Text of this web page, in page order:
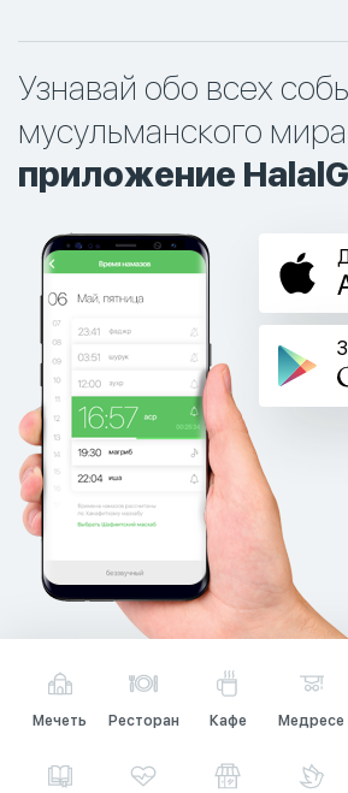
Узнавай обо всех
мусульманского
приложение
Мечеть Ресторан Кафе Медресе